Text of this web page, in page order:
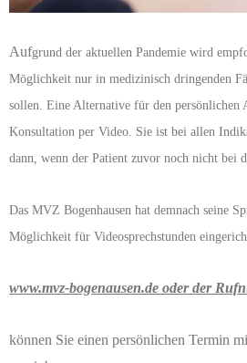
Aufgrund der aktuellen Pandemie wird
Möglichkeit nur in medizinisch dringenden
sollen. Eine Alternative für den persönlichen
Konsultation per Video. Sie ist bei allen
dann, wenn der Patient zuvor noch nicht bei
Das MVZ Bogenhausen hat demnach seine
Möglichkeit für Videosprechstunden
www.mvz-bogenausen.de oder der
können Sie einen persönlichen Termin